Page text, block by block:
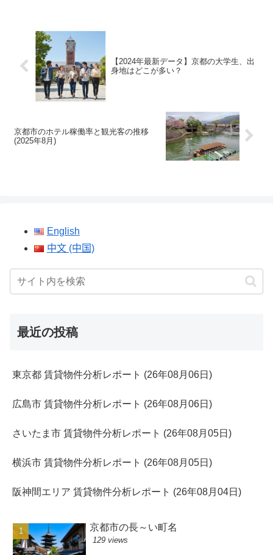
【2024年最新データ】京都の大学生、出
身地はどこが多い？
京都市のホテル稼働率と観光客の推移
(2025年8月)
English
中文 (中国)
最近の投稿
東京都 賃貸物件分析レポート (26年08月06日)
広島市 賃貸物件分析レポート (26年08月06日)
さいたま市 賃貸物件分析レポート (26年08月05日)
横浜市 賃貸物件分析レポート (26年08月05日)
阪神間エリア 賃貸物件分析レポート (26年08月04日)
京都市の長～い町名
129 views